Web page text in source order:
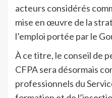
acteurs considérés
mise en œuvre de la
l’emploi portée par le
À ce titre, le conseil de
CFPA sera désormais
professionnels du